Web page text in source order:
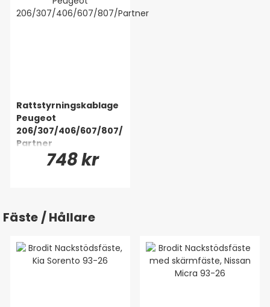
Rattstyrningskablage
Peugeot
206/307/406/607/807/
Partner
748 kr
Fäste / Hållare